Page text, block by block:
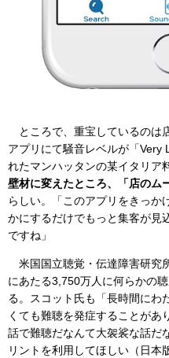
ところで、重宝しているのは
アプリにて騒音レベルが「Very
れたマンハッタンの某イタリア
壁材に変えたところ、「店のム
らしい。「このアプリをきっか
かにするだけでもっと集客が見
ですね」
米国国立聴覚・伝達障害研究
にあたる3,750万人に何らかの
る。スコット氏も「長時間にわ
くても難聴を発症することがあ
話で難聴だなんて大袈裟な話だ
リントを利用してほしい（日本